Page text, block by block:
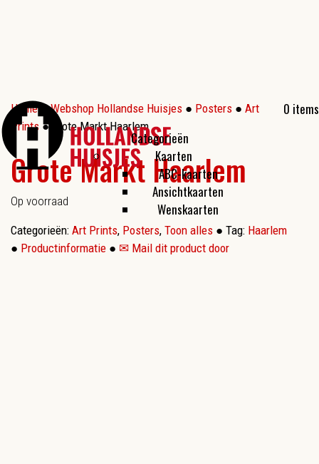
0 items
Categorieën
Kaarten
ABC-kaarten
Ansichtkaarten
Wenskaarten
Home●Webshop Hollandse Huisjes ● Posters ● Art
Prints ● Grote Markt Haarlem
Grote Markt Haarlem
Op voorraad
Categorieën: Art Prints, Posters, Toon alles ● Tag: Haarlem
● Productinformatie ● ✉ Mail dit product door